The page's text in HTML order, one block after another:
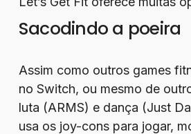
Sacodindo a poeira
Assim como outros games
no Switch, ou mesmo de
luta (ARMS) e dança (Just
usa os joy-cons para jogar,